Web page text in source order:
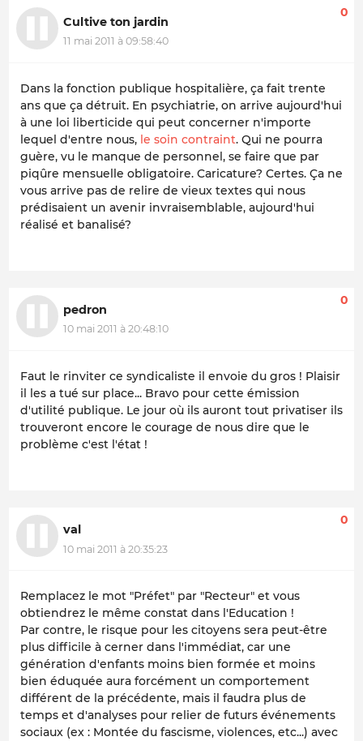
Cultive ton jardin
11 mai 2011 à 09:58:40
0
Dans la fonction publique hospitalière, ça fait trente
ans que ça détruit. En psychiatrie, on arrive aujourd'hui
à une loi liberticide qui peut concerner n'importe
lequel d'entre nous, le soin contraint. Qui ne pourra
guère, vu le manque de personnel, se faire que par
piqûre mensuelle obligatoire. Caricature? Certes. Ça ne
vous arrive pas de relire de vieux textes qui nous
prédisaient un avenir invraisemblable, aujourd'hui
réalisé et banalisé?
pedron
10 mai 2011 à 20:48:10
0
Faut le rinviter ce syndicaliste il envoie du gros ! Plaisir
il les a tué sur place... Bravo pour cette émission
d'utilité publique. Le jour où ils auront tout privatiser ils
trouveront encore le courage de nous dire que le
problème c'est l'état !
val
10 mai 2011 à 20:35:23
0
Remplacez le mot "Préfet" par "Recteur" et vous
obtiendrez le même constat dans l'Education !
Par contre, le risque pour les citoyens sera peut-être
plus difficile à cerner dans l'immédiat, car une
génération d'enfants moins bien formée et moins
bien éduquée aura forcément un comportement
différent de la précédente, mais il faudra plus de
temps et d'analyses pour relier de futurs événements
sociaux (ex : Montée du fascisme, violences, etc...) avec